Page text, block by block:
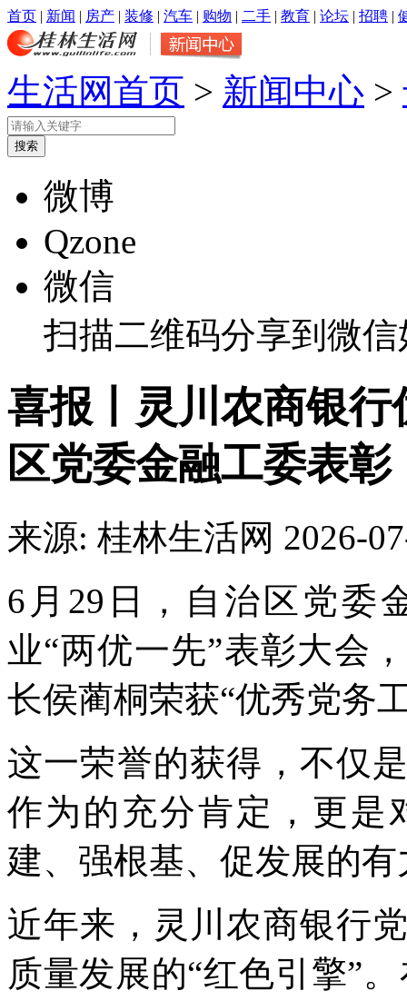
首页 | 新闻 | 房产 | 装修 | 汽车 | 购物 | 二手 | 教育 | 论坛 | 招聘 |
生活网首页 > 新闻中心 >
微博
Qzone
微信
扫描二维码分享到微
喜报丨灵川农商银
区党委金融工委表彰
来源: 桂林生活网 2026-
6月29日，自治区党委
业“两优一先”表彰大会
长侯蔺桐荣获“优秀党务
这一荣誉的获得，不仅
作为的充分肯定，更是
建、强根基、促发展的
近年来，灵川农商银行
质量发展的“红色引擎”